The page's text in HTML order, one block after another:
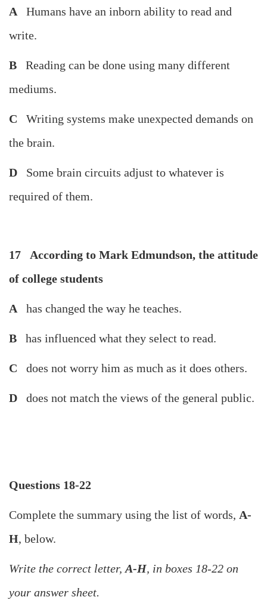
A
Humans have an inborn ability to read and
write.
B
Reading can be done using many different
mediums.
C
Writing systems make unexpected demands on
the brain.
D
Some brain circuits adjust to whatever is
required of them.
17
According to Mark Edmundson, the attitude
of college students
A has changed the way he teaches.
B has influenced what they select to read.
C does not worry him as much as it does others.
D does not match the views of the general public.
Questions 18-22
Complete the summary using the list of words, A-
H, below.
Write the correct letter, A-H, in boxes 18-22 on
your answer sheet.